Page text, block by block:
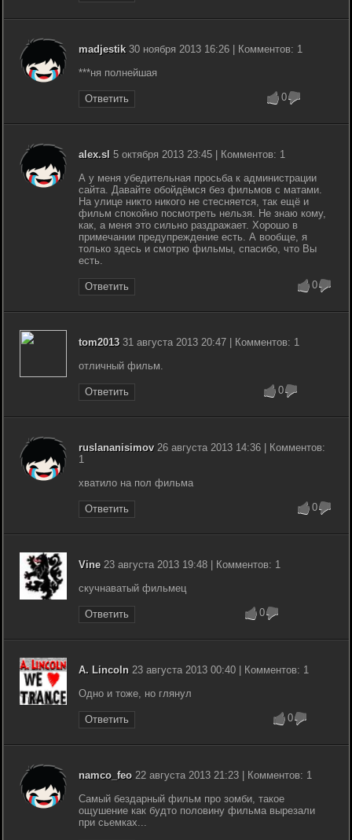
madjestik30 ноября 2013 16:26 | Комментов: 1
***ня полнейшая
Ответить 0
alex.sl 5 октября 2013 23:45 | Комментов: 1
А у меня убедительная просьба к администрации
сайта. Давайте обойдёмся без фильмов с матами.
На улице никто никого не стесняется, так ещё и
фильм спокойно посмотреть нельзя. Не знаю кому,
как, а меня это сильно раздражает. Хорошо в
примечании предупреждение есть. А вообще, я
только здесь и смотрю фильмы, спасибо, что Вы
есть.
Ответить 0
tom201331 августа 2013 20:47 | Комментов: 1
отличный фильм.
Ответить 0
ruslananisimov26 августа 2013 14:36 | Комментов:
1
хватило на пол фильма
Ответить 0
Vine23 августа 2013 19:48 | Комментов: 1
скучнаватый фильмец
Ответить 0
A. Lincoln 23 августа 2013 00:40 | Комментов: 1
Одно и тоже, но глянул
Ответить 0
namco_feo 22 августа 2013 21:23 | Комментов: 1
Самый бездарный фильм про зомби, такое
ощушение как будто половину фильма вырезали
при сьемках...